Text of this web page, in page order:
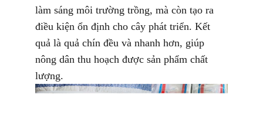
làm sáng môi trường trồng, mà còn tạo ra
điều kiện ổn định cho cây phát triển. Kết
quả là quả chín đều và nhanh hơn, giúp
nông dân thu hoạch được sản phẩm chất
lượng.